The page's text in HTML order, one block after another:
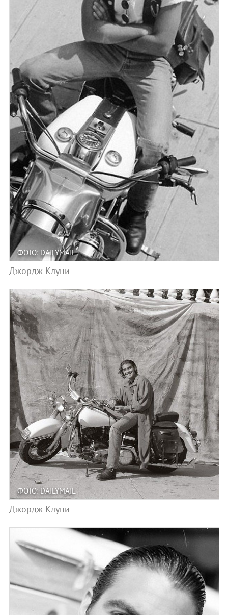
ФОТО: DAILYMAIL
Джордж Клуни
ФОТО: DAILYMAIL
Джордж Клуни